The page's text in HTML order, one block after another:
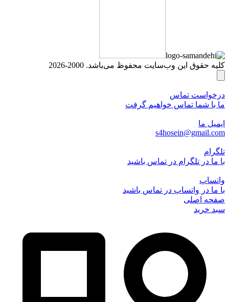
کلیه حقوق این وب‌سایت محفوظ می‌باشد. 2000-2026
درخواست تماس
ما با شما تماس خواهیم گرفت
ایمیل ما
s4hosein@gmail.com
تلگرام
با ما در تلگرام در تماس باشید
واتساپ
با ما در واتساپ در تماس باشید
صفحه اصلی
سبد خرید